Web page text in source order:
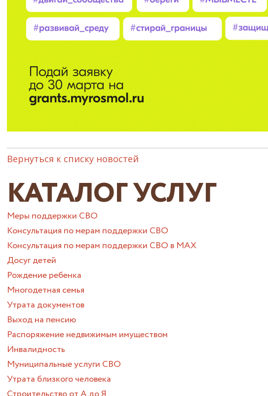
Вернуться к списку новостей
КАТАЛОГ УСЛУГ
Меры поддержки СВО
Консультация по мерам поддержки СВО
Консультация по мерам поддержки СВО в МАХ
Досуг детей
Рождение ребенка
Многодетная семья
Утрата документов
Выход на пенсию
Распоряжение недвижимым имуществом
Инвалидность
Муниципальные услуги СВО
Утрата близкого человека